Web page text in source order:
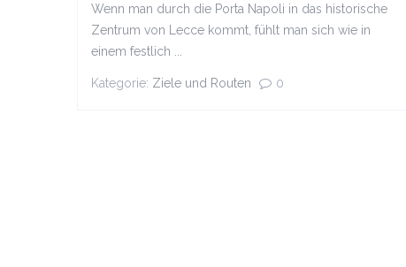
Wenn man durch die Porta Napoli in das historische
Zentrum von Lecce kommt, fühlt man sich wie in
einem festlich ...
Kategorie: Ziele und Routen 0